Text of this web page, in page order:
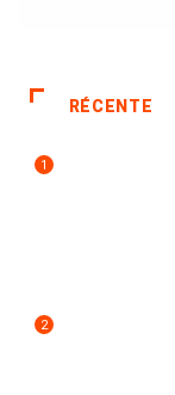
RÉCENTE
1
2